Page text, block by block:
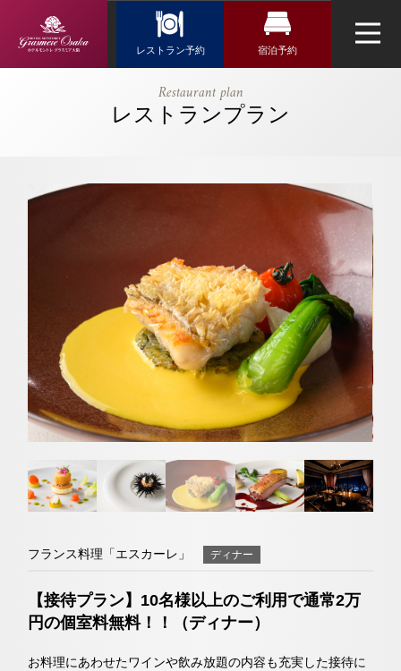
常2万円の個
室料無料！！
トレ グラス
ミア大阪｜難
波駅・なんば
駅近くのホテ
宿泊予約
レストラン予約
Restaurant plan
レストランプラン
フランス料理「エスカーレ」 ディナー
【接待プラン】10名様以上のご利用で通常2万
円の個室料無料！！（ディナー）
お料理にあわせたワインや飲み放題の内容も充実した接待に
トップページ
アクセス・観光情報
よくあるご質問
お問い合せ
オンラインショップ
トリ
ップ
アド
ザー
ユー
チュ
ーブ
イン
スタ
グラ
ファ
イス
ブッ
クラブモントレ
エリア別ホテル一覧
Reservation
レストラン予約
フランス料理「エスカーレ」
TEL 06-6644-5762
お問い合わせ
鉄板焼「神戸」
ネットで予約する
（受付時間 11:30～20:00）
お問い合わせ
日本料理「隨縁亭」
宿泊検索
航空券＋宿泊検索
チェックイン日がお決まりの方
チェックアウト
人数 室数 1室
チェックイン日がお決まりでない方